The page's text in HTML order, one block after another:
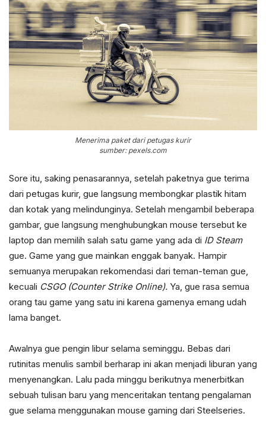
Menerima paket dari petugas kurir
sumber: pexels.com
Sore itu, saking penasarannya, setelah paketnya gue terima
dari petugas kurir, gue langsung membongkar plastik hitam
dan kotak yang melindunginya. Setelah mengambil beberapa
gambar, gue langsung menghubungkan mouse tersebut ke
laptop dan memilih salah satu game yang ada di ID Steam
gue. Game yang gue mainkan enggak banyak. Hampir
semuanya merupakan rekomendasi dari teman-teman gue,
kecuali CSGO (Counter Strike Online). Ya, gue rasa semua
orang tau game yang satu ini karena gamenya emang udah
lama banget.
Awalnya gue pengin libur selama seminggu. Bebas dari
rutinitas menulis sambil berharap ini akan menjadi liburan yang
menyenangkan. Lalu pada minggu berikutnya menerbitkan
sebuah tulisan baru yang menceritakan tentang pengalaman
gue selama menggunakan mouse gaming dari Steelseries.